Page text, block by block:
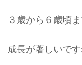
３歳から６歳頃
成長が著しいです